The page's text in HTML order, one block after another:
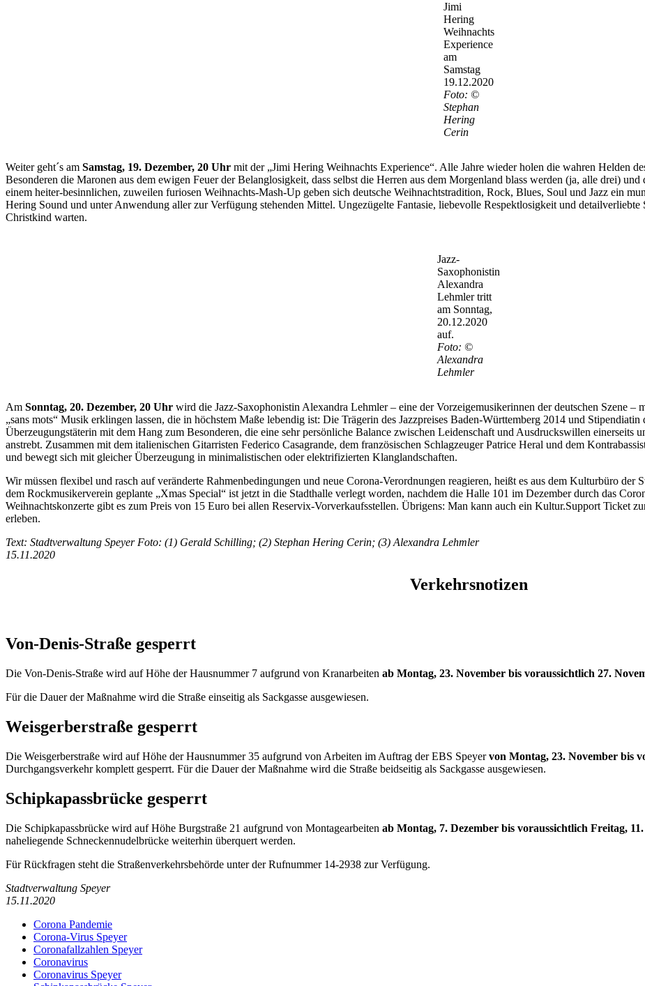
Jimi
Hering
Weihnachts
Experience
am
Samstag
19.12.2020
Foto: ©
Stephan
Hering
Cerin
Weiter geht´s am Samstag, 19. Dezember, 20 Uhr mit der „Jimi Hering Weihnachts Experience“. Alle Jahre wieder holen die wahren Helden
Besonderen die Maronen aus dem ewigen Feuer der Belanglosigkeit, dass selbst die Herren aus dem Morgenland blass werden (ja, alle drei)
einem heiter-besinnlichen, zuweilen furiosen Weihnachts-Mash-Up geben sich deutsche Weihnachtstradition, Rock, Blues, Soul und Jazz ein
Hering Sound und unter Anwendung aller zur Verfügung stehenden Mittel. Ungezügelte Fantasie, liebevolle Respektlosigkeit und
Christkind warten.
Jazz-
Saxophonistin
Alexandra
Lehmler tritt
am Sonntag,
20.12.2020
auf.
Foto: ©
Alexandra
Lehmler
Am Sonntag, 20. Dezember, 20 Uhr wird die Jazz-Saxophonistin Alexandra Lehmler – eine der Vorzeigemusikerinnen der deutschen Szene –
„sans mots“ Musik erklingen lassen, die in höchstem Maße lebendig ist: Die Trägerin des Jazzpreises Baden-Württemberg 2014 und
Überzeugungstäterin mit dem Hang zum Besonderen, die eine sehr persönliche Balance zwischen Leidenschaft und Ausdruckswillen einerseits
anstrebt. Zusammen mit dem italienischen Gitarristen Federico Casagrande, dem französischen Schlagzeuger Patrice Heral und dem
und bewegt sich mit gleicher Überzeugung in minimalistischen oder elektrifizierten Klanglandschaften.
Wir müssen flexibel und rasch auf veränderte Rahmenbedingungen und neue Corona-Verordnungen reagieren, heißt es aus dem Kulturbüro
dem Rockmusikerverein geplante „Xmas Special“ ist jetzt in die Stadthalle verlegt worden, nachdem die Halle 101 im Dezember durch das
Weihnachtskonzerte gibt es zum Preis von 15 Euro bei allen Reservix-Vorverkaufsstellen. Übrigens: Man kann auch ein Kultur.Support Ticket
erleben.
Text: Stadtverwaltung Speyer Foto: (1) Gerald Schilling; (2) Stephan Hering Cerin; (3) Alexandra Lehmler
15.11.2020
Verkehrsnotizen
Von-Denis-Straße gesperrt
Die Von-Denis-Straße wird auf Höhe der Hausnummer 7 aufgrund von Kranarbeiten ab Montag, 23. November bis voraussichtlich 27.
Für die Dauer der Maßnahme wird die Straße einseitig als Sackgasse ausgewiesen.
Weisgerberstraße gesperrt
Die Weisgerberstraße wird auf Höhe der Hausnummer 35 aufgrund von Arbeiten im Auftrag der EBS Speyervon Montag, 23. November bis
Durchgangsverkehr komplett gesperrt. Für die Dauer der Maßnahme wird die Straße beidseitig als Sackgasse ausgewiesen.
Schipkapassbrücke gesperrt
Die Schipkapassbrücke wird auf Höhe Burgstraße 21 aufgrund von Montagearbeiten ab Montag, 7. Dezember bis voraussichtlich Freitag,
naheliegende Schneckennudelbrücke weiterhin überquert werden.
Für Rückfragen steht die Straßenverkehrsbehörde unter der Rufnummer 14-2938 zur Verfügung.
Stadtverwaltung Speyer
15.11.2020
Corona Pandemie
Corona-Virus Speyer
Coronafallzahlen Speyer
Coronavirus
Coronavirus Speyer